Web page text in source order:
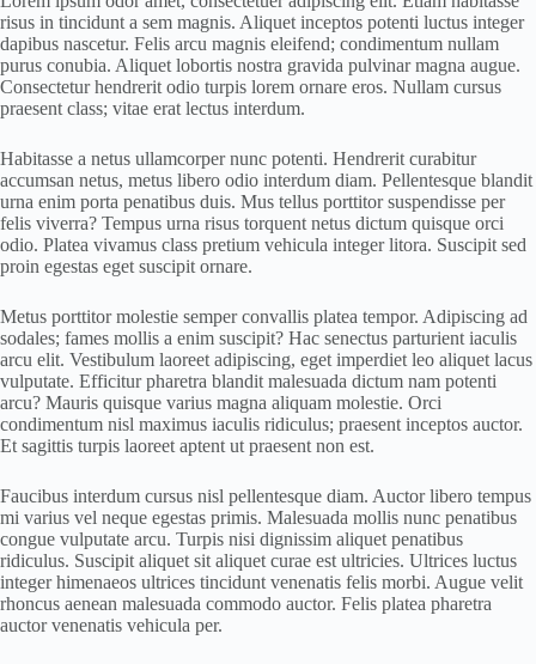
risus in tincidunt a sem magnis. Aliquet inceptos potenti luctus integer
dapibus nascetur. Felis arcu magnis eleifend; condimentum nullam
purus conubia. Aliquet lobortis nostra gravida pulvinar magna augue.
Consectetur hendrerit odio turpis lorem ornare eros. Nullam cursus
praesent class; vitae erat lectus interdum.
Habitasse a netus ullamcorper nunc potenti. Hendrerit curabitur
accumsan netus, metus libero odio interdum diam. Pellentesque blandit
urna enim porta penatibus duis. Mus tellus porttitor suspendisse per
felis viverra? Tempus urna risus torquent netus dictum quisque orci
odio. Platea vivamus class pretium vehicula integer litora. Suscipit sed
proin egestas eget suscipit ornare.
Metus porttitor molestie semper convallis platea tempor. Adipiscing ad
sodales; fames mollis a enim suscipit? Hac senectus parturient iaculis
arcu elit. Vestibulum laoreet adipiscing, eget imperdiet leo aliquet lacus
vulputate. Efficitur pharetra blandit malesuada dictum nam potenti
arcu? Mauris quisque varius magna aliquam molestie. Orci
condimentum nisl maximus iaculis ridiculus; praesent inceptos auctor.
Et sagittis turpis laoreet aptent ut praesent non est.
Faucibus interdum cursus nisl pellentesque diam. Auctor libero tempus
mi varius vel neque egestas primis. Malesuada mollis nunc penatibus
congue vulputate arcu. Turpis nisi dignissim aliquet penatibus
ridiculus. Suscipit aliquet sit aliquet curae est ultricies. Ultrices luctus
integer himenaeos ultrices tincidunt venenatis felis morbi. Augue velit
rhoncus aenean malesuada commodo auctor. Felis platea pharetra
auctor venenatis vehicula per.